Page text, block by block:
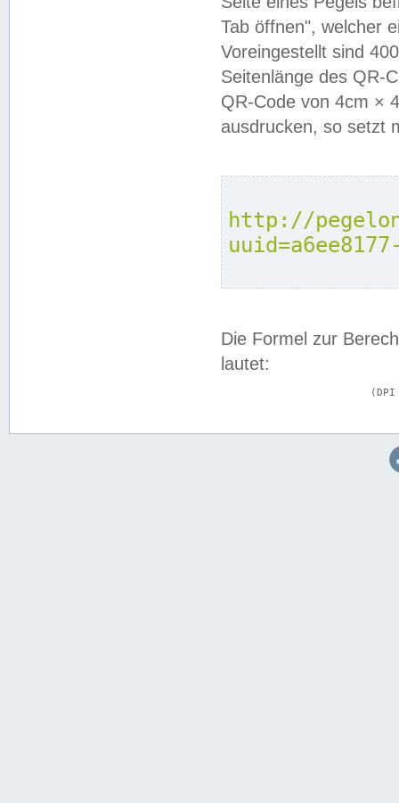
Tab öffnen", welcher
Voreingestellt sind
Seitenlänge des QR-
QR-Code von 4cm ×
ausdrucken, so setzt
http://
Die Formel zur
lautet: